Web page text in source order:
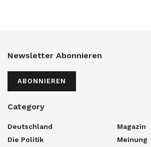
Newsletter Abonnieren
ABONNIEREN
Category
Deutschland
Die Politik
Magazin
Meinung